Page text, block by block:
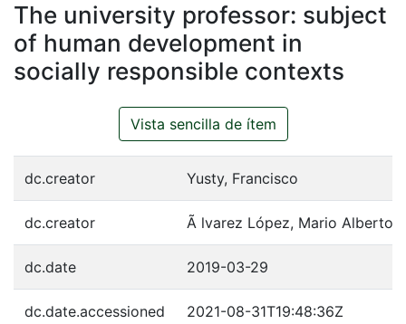
Guías
The university professor: subject
of human development in
socially responsible contexts
Vista sencilla de ítem
dc.creator Yusty, Francisco
dc.creator Ã lvarez López, Mario Alberto
dc.date 2019-03-29
dc.date.accessioned 2021-08-31T19:48:36Z